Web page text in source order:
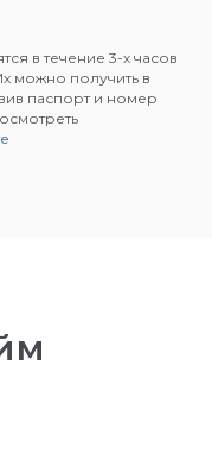
в течение 3-х часов
можно получить в
паспорт и номер